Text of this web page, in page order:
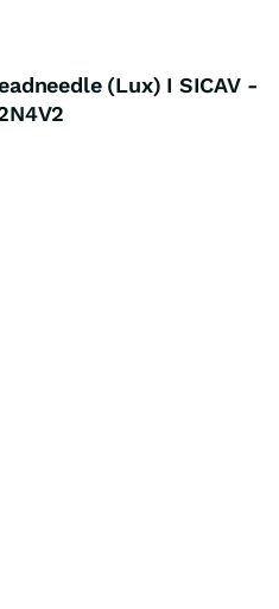
(Lux) I SICAV -